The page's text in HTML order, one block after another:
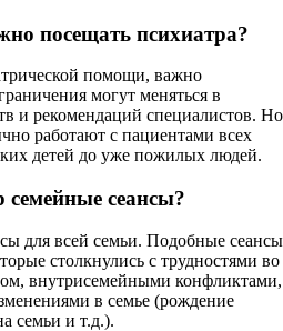
посещать психиатра?
помощи, важно
могут меняться в
и рекомендаций специалистов. Но
работают с пациентами всех
детей до уже пожилых людей.
сеансы?
для всей семьи. Подобные сеансы
столкнулись с трудностями во
внутрисемейными конфликтами,
в семье (рождение
семьи и т.д.).